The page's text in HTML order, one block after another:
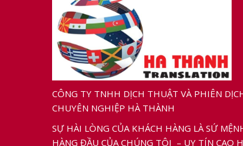
CÔNG TY TNHH DỊCH THUẬT VÀ PHIÊN
CHUYÊN NGHIỆP HÀ THÀNH
SỰ HÀI LÒNG CỦA KHÁCH HÀNG LÀ SỨ
HÀNG ĐẦU CỦA CHÚNG TÔI – UY TÍN CAO